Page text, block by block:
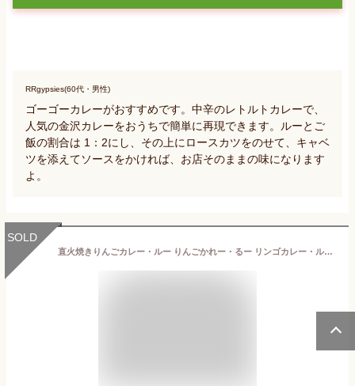
RRgypsies(60代・男性)
ゴーゴーカレーがおすすめです。中辛のレトルトカレーで、
人気の金沢カレーをおうちで簡単に再現できます。ルーとご
飯の割合は 1：2にし、その上にロースカツをのせて、キャベ
ツを添えてソースをかければ、お店そのままの味になります
よ。
SOLD
直火焼きりんごカレー・ルー りんごかれー・るー リンゴカレー・ルー 3ケ入り 青森県産 りんご/リンゴ カレー ペースト カレーライス スパイス 岩木屋 メール便 送料無料